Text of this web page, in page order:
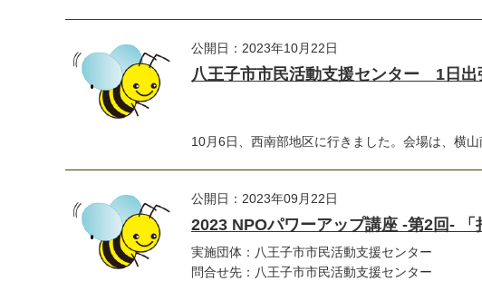
公開日：2023年10月22日
八王子市市民活動支援センター 1日出
10月6日、西南部地区に行きました。会場は、横
公開日：2023年09月22日
2023 NPOパワーアップ講座 -第2回- 「
実施団体：八王子市市民活動支援センター
問合せ先：八王子市市民活動支援セン